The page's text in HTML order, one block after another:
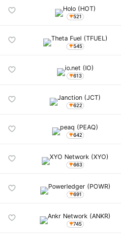
521
545
613
622
642
663
691
745